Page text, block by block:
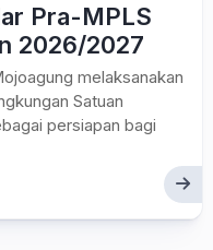
Pra-MPLS
2026/2027
melaksanakan
Satuan
persiapan bagi